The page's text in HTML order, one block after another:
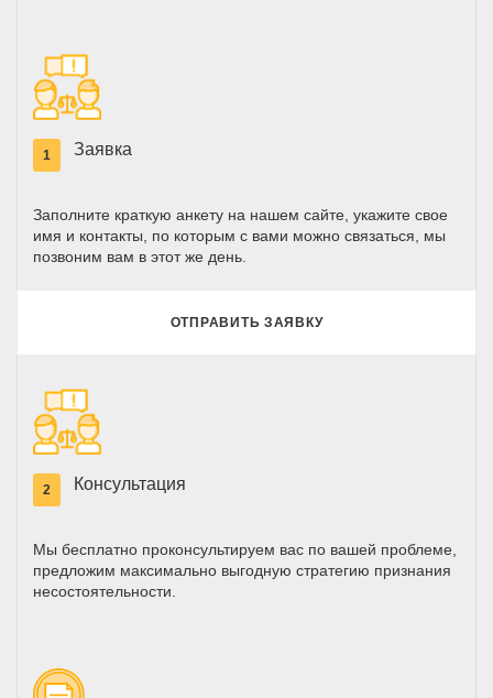
1 Заявка
Заполните краткую анкету на нашем сайте, укажите свое
имя и контакты, по которым с вами можно связаться, мы
позвоним вам в этот же день.
ОТПРАВИТЬ ЗАЯВКУ
2 Консультация
Мы бесплатно проконсультируем вас по вашей проблеме,
предложим максимально выгодную стратегию признания
несостоятельности.